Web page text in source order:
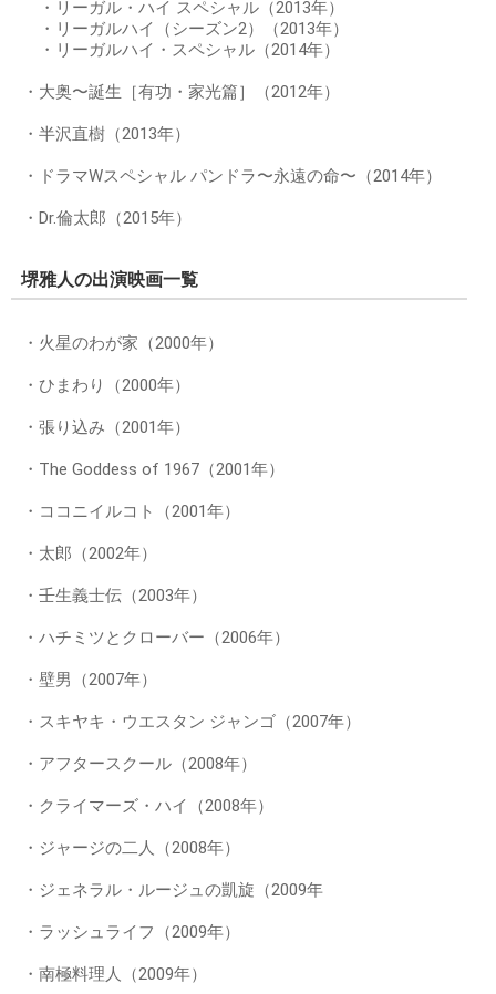
・リーガル・ハイ スペシャル（2013年）
・リーガルハイ（シーズン2）（2013年）
・リーガルハイ・スペシャル（2014年）
・大奥〜誕生［有功・家光篇］（2012年）
・半沢直樹（2013年）
・ドラマWスペシャル パンドラ〜永遠の命〜（2014年）
・Dr.倫太郎（2015年）
堺雅人の出演映画一覧
・火星のわが家（2000年）
・ひまわり（2000年）
・張り込み（2001年）
・The Goddess of 1967（2001年）
・ココニイルコト（2001年）
・太郎（2002年）
・壬生義士伝（2003年）
・ハチミツとクローバー（2006年）
・壁男（2007年）
・スキヤキ・ウエスタン ジャンゴ（2007年）
・アフタースクール（2008年）
・クライマーズ・ハイ（2008年）
・ジャージの二人（2008年）
・ジェネラル・ルージュの凱旋（2009年
・ラッシュライフ（2009年）
・南極料理人（2009年）